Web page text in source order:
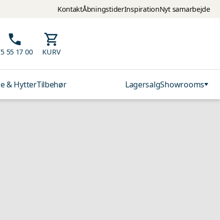
KontaktÅbningstiderInspirationNyt samarbejde
55 17 00 KURV
& HytterTilbehør LagersalgShowrooms